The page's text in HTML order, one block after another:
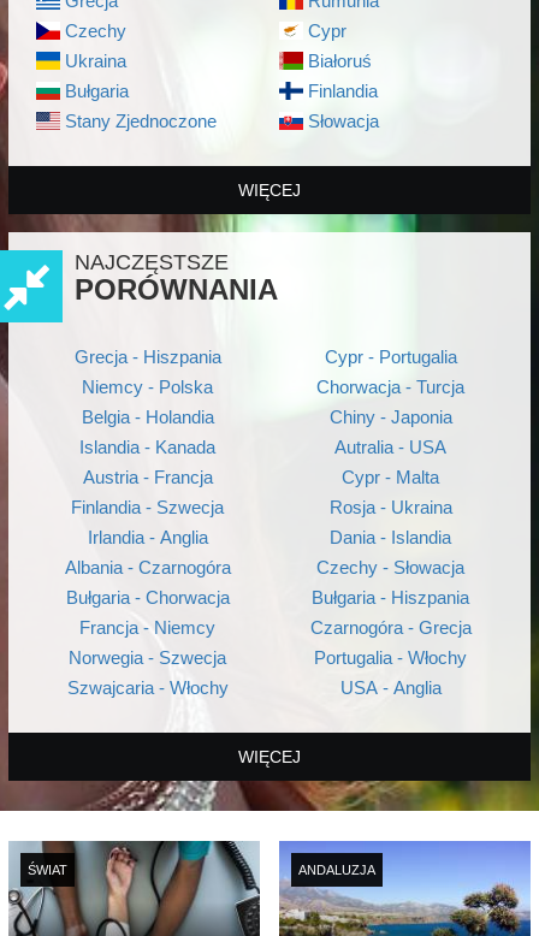
Czechy
Ukraina
Bułgaria
Stany Zjednoczone
Cypr
Białoruś
Finlandia
Słowacja
WIĘCEJ
NAJCZĘSTSZE
PORÓWNANIA
Grecja - Hiszpania
Niemcy - Polska
Belgia - Holandia
Islandia - Kanada
Austria - Francja
Finlandia - Szwecja
Irlandia - Anglia
Albania - Czarnogóra
Bułgaria - Chorwacja
Francja - Niemcy
Norwegia - Szwecja
Szwajcaria - Włochy
Cypr - Portugalia
Chorwacja - Turcja
Chiny - Japonia
Autralia - USA
Cypr - Malta
Rosja - Ukraina
Dania - Islandia
Czechy - Słowacja
Bułgaria - Hiszpania
Czarnogóra - Grecja
Portugalia - Włochy
USA - Anglia
WIĘCEJ
ŚWIAT ANDALUZJA